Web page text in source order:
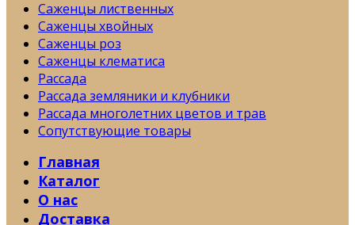
Саженцы лиственных
Саженцы хвойных
Саженцы роз
Саженцы клематиса
Рассада
Рассада земляники и клубники
Рассада многолетних цветов и трав
Сопутствующие товары
Главная
Каталог
О нас
Доставка